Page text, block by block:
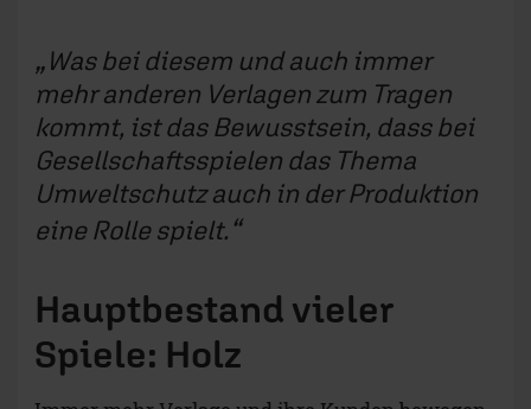
Hauptbestand vieler
Spiele: Holz
Immer mehr Verlage und ihre Kunden bewegen
hier Fragen des Umweltschutzes. Müssen Spiele
und deren Bestandteile alle in Kunststofffolie
eingeschweißt werden? Müssen Komponenten
in der Schachtel –immer aus Plastik sein?
Welche Farben kommen zum Einsatz? Und
woher kommen die Rohstoffe für Spiele? Kann